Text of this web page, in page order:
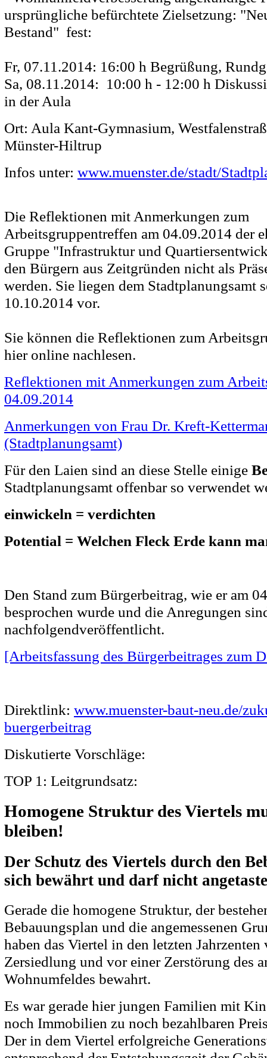
ursprüngliche befürchtete Zielsetzung:
Bestand" fest:
Fr, 07.11.2014: 16:00 h Begrüßung,
Sa, 08.11.2014: 10:00 h - 12:00 h
in der Aula
Ort: Aula Kant-Gymnasium,
Münster-Hiltrup
Infos unter: www.muenster.de/stadt/
Die Reflektionen mit Anmerkungen zum
Arbeitsgruppentreffen am 04.09.2014 der
Gruppe "Infrastruktur und
den Bürgern aus Zeitgründen nicht als
werden. Sie liegen dem Stadtplanungsamt
10.10.2014 vor.
Sie können die Reflektionen zum
hier online nachlesen.
Reflektionen mit Anmerkungen zum
04.09.2014
Anmerkungen von Frau Dr. Kreft-
(Stadtplanungsamt)
Für den Laien sind an diese Stelle einige
Stadtplanungsamt offenbar so verwendet
einwickeln = verdichten
Potential = Welchen Fleck Erde kann
Den Stand zum Bürgerbeitrag, wie er am
besprochen wurde und die Anregungen
nachfolgendveröffentlicht.
[Arbeitsfassung des Bürgerbeitrages zum
Direktlink: www.muenster-baut-neu.de/
buergerbeitrag
Diskutierte Vorschläge:
TOP 1: Leitgrundsatz:
Homogene Struktur des Viertels
bleiben!
Der Schutz des Viertels durch den
sich bewährt und darf nicht
Gerade die homogene Struktur, der
Bebauungsplan und die angemessenen
haben das Viertel in den letzten Jahrzenten
Zersiedlung und vor einer Zerstörung des
Wohnumfeldes bewahrt.
Es war gerade hier jungen Familien mit
noch Immobilien zu noch bezahlbaren
Der in dem Viertel erfolgreiche